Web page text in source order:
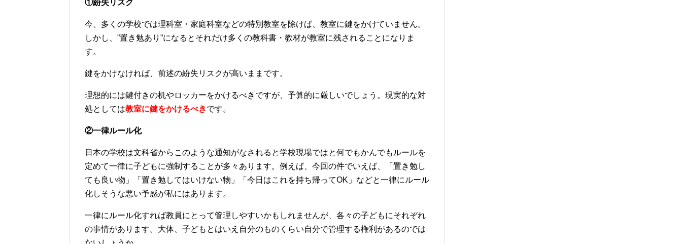
①紛失リスク
今、多くの学校では理科室・家庭科室などの特別教室を除けば、教室に鍵をかけていません。
しかし、”置き勉あり”になるとそれだけ多くの教科書・教材が教室に残されることになりま
す。
鍵をかけなければ、前述の紛失リスクが高いままです。
理想的には鍵付きの机やロッカーをかけるべきですが、予算的に厳しいでしょう。 現実的な対
処としては教室に鍵をかけるべきです。
②一律ルール化
日本の学校は文科省からこのような通知がなされると学校現場ではと何でもかんでもルールを
定めて一律に子どもに強制することが多々あります。例えば、今回の件でいえば、「置き勉し
ても良い物」「置き勉してはいけない物」「今日はこれを持ち帰ってOK」などと一律にルール
化しそうな悪い予感が私にはあります。
一律にルール化すれば教員にとって管理しやすいかもしれませんが、各々の子どもにそれぞれ
の事情があります。大体、子どもとはいえ自分のものくらい自分で管理する権利があるのでは